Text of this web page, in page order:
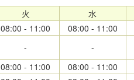
火 水
08:00 - 11:00 08:00 - 11:00
- -
08:00 - 11:00 08:00 - 11:00